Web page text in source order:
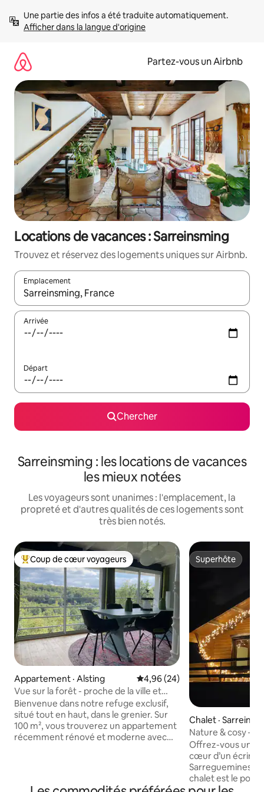
directement
Afficher dans la langue d'origine
Partez-vous un Airbnb
Locations de vacances : Sarreinsming
Trouvez et réservez des logements uniques sur Airbnb.
Emplacement
Quand les résultats sont affichés, parcourez-les en utilisant
Arrivée
Départ
Chercher
Sarreinsming : les locations de vacances
les mieux notées
Les voyageurs sont unanimes : l'emplacement, la
propreté et d'autres qualités de ces logements sont
très bien notés.
Coup de cœur voyageurs parmi les plus aimés
Coup de cœur voyageurs
Appartement · Alsting Note moyenne de 4,96 sur 5,
4,96 (24)
Vue sur la forêt - proche de la ville et
calme
Bienvenue dans notre refuge exclusif,
situé tout en haut, dans le grenier. Sur
100 m², vous trouverez un appartement
récemment rénové et moderne avec
Superhôte
Superhôte
Chalet ·
Nature & cosy –
linge incl.
Offrez-vous une
cœur d’un écrin
Sarreguemines et
chalet est le
vos randonnées